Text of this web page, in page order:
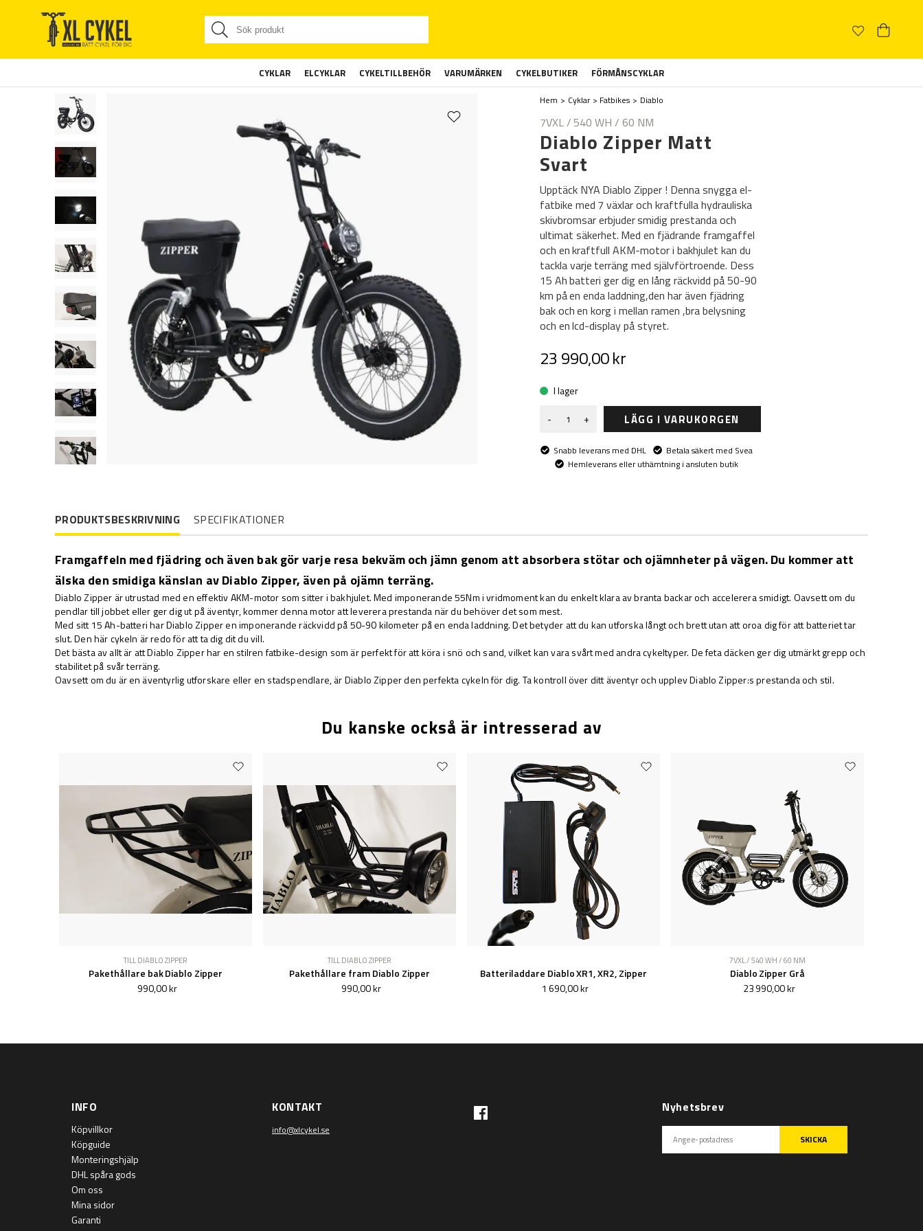
CYKLAR ELCYKLAR CYKELTILLBEHÖR VARUMÄRKEN CYKELBUTIKER FÖRMÅNSCYKLAR
Hem Cyklar Fatbikes Diablo
7VXL / 540 WH / 60 NM
Diablo Zipper Matt
Svart
Upptäck NYA Diablo Zipper ! Denna snygga el-
fatbike med 7 växlar och kraftfulla hydrauliska
skivbromsar erbjuder smidig prestanda och
ultimat säkerhet. Med en fjädrande framgaffel
och en kraftfull AKM-motor i bakhjulet kan du
tackla varje terräng med självförtroende. Dess
15 Ah batteri ger dig en lång räckvidd på 50-90
km på en enda laddning,den har även fjädring
bak och en korg i mellan ramen ,bra belysning
och en lcd-display på styret.
23 990,00 kr
I lager
-
+ LÄGG I VARUKORGEN
Snabb leverans med DHL
Betala säkert med Svea
Hemleverans eller uthämtning i ansluten butik
PRODUKTSBESKRIVNING SPECIFIKATIONER
Framgaffeln med fjädring och även bak gör varje resa bekväm och jämn genom att absorbera stötar och ojämnheter på vägen. Du kommer att
älska den smidiga känslan av Diablo Zipper, även på ojämn terräng.
Diablo Zipper är utrustad med en effektiv AKM-motor som sitter i bakhjulet. Med imponerande 55Nm i vridmoment kan du enkelt klara av branta backar och accelerera smidigt. Oavsett om du
pendlar till jobbet eller ger dig ut på äventyr, kommer denna motor att leverera prestanda när du behöver det som mest.
Med sitt 15 Ah-batteri har Diablo Zipper en imponerande räckvidd på 50-90 kilometer på en enda laddning. Det betyder att du kan utforska långt och brett utan att oroa dig för att batteriet tar
slut. Den här cykeln är redo för att ta dig dit du vill.
Det bästa av allt är att Diablo Zipper har en stilren fatbike-design som är perfekt för att köra i snö och sand, vilket kan vara svårt med andra cykeltyper. De feta däcken ger dig utmärkt grepp och
stabilitet på svår terräng.
Oavsett om du är en äventyrlig utforskare eller en stadspendlare, är Diablo Zipper den perfekta cykeln för dig. Ta kontroll över ditt äventyr och upplev Diablo Zipper:s prestanda och stil.
Du kanske också är intresserad av
TILL DIABLO ZIPPER
Pakethållare bak Diablo Zipper
990,00 kr
TILL DIABLO ZIPPER
Pakethållare fram Diablo Zipper
990,00 kr
Batteriladdare Diablo XR1, XR2, Zipper
1 690,00 kr
7VXL / 540 WH / 60 NM
Diablo Zipper Grå
23 990,00 kr
INFO
Köpvillkor
Köpguide
Monteringshjälp
DHL spåra gods
Om oss
Mina sidor
Garanti
KONTAKT
info@xlcykel.se
Nyhetsbrev
SKICKA